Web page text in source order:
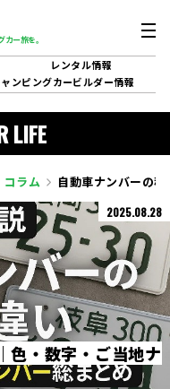
ー旅を。
レンタル情報
ンピングカービルダー情報
LIFE
コラム 自動車ナンバーの
2025.08.28
｜色 ・ 数字 ・ ご当地ナ